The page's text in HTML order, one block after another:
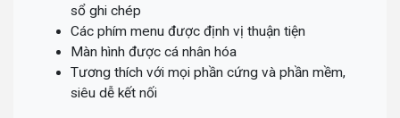
sổ ghi chép
Các phím menu được định vị thuận tiện
Màn hình được cá nhân hóa
Tương thích với mọi phần cứng và phần mềm,
siêu dễ kết nối